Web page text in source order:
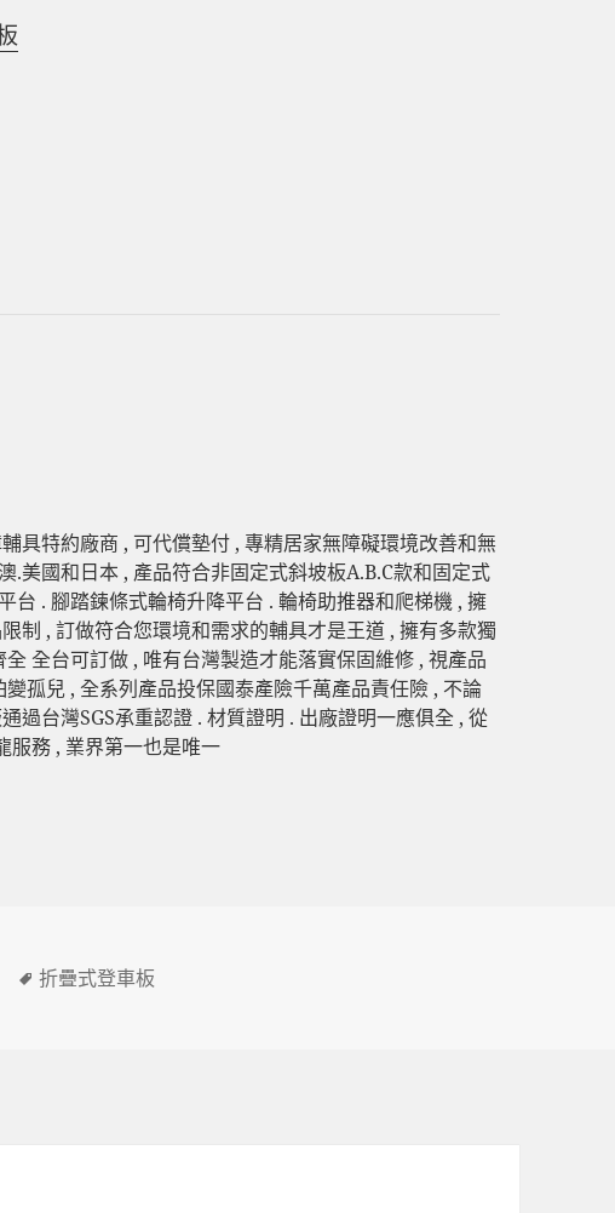
具特約廠商 , 可代償墊付 , 專精居家無障礙環境改善和無
.美國和日本 , 產品符合非固定式斜坡板A.B.C款和固定式
台 . 腳踏鍊條式輪椅升降平台 . 輪椅助推器和爬梯機 , 擁
制 , 訂做符合您環境和需求的輔具才是王道 , 擁有多款獨
全台可訂做 , 唯有台灣製造才能落實保固維修 , 視產品
孤兒 , 全系列產品投保國泰產險千萬產品責任險 , 不論
過台灣SGS承重認證 . 材質證明 . 出廠證明一應俱全 , 從
服務 , 業界第一也是唯一
標
折疊式登車板